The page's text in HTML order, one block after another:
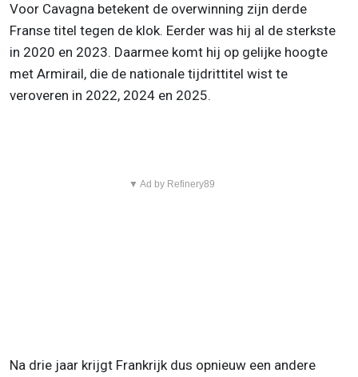
Voor Cavagna betekent de overwinning zijn derde
Franse titel tegen de klok. Eerder was hij al de sterkste
in 2020 en 2023. Daarmee komt hij op gelijke hoogte
met Armirail, die de nationale tijdrittitel wist te
veroveren in 2022, 2024 en 2025.
▼ Ad by Refinery89
Na drie jaar krijgt Frankrijk dus opnieuw een andere